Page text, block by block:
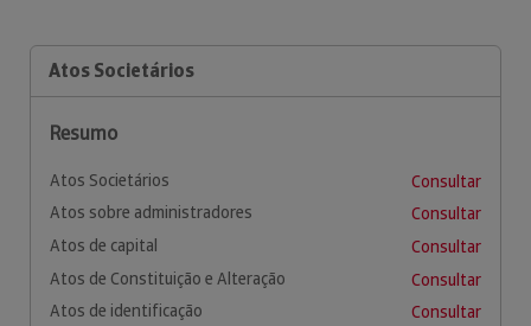
Atos Societários
Resumo
Atos Societários
Consultar
Atos sobre administradores
Consultar
Atos de capital
Consultar
Atos de Constituição e Alteração
Consultar
Atos de identificação
Consultar